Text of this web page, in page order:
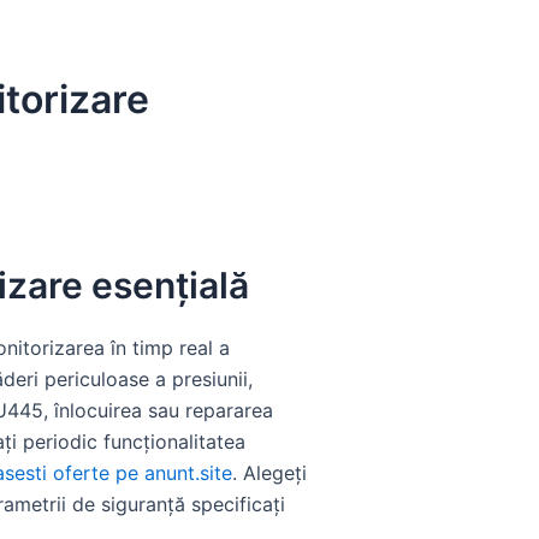
esențială
în timp real a
periculoase a presiunii,
înlocuirea sau repararea
periodic funcționalitatea
oferte pe anunt.site. Alegeți
de siguranță specificați